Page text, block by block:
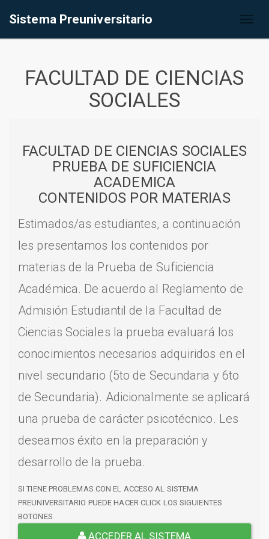
Sistema Preuniversitario
FACULTAD DE CIENCIAS
SOCIALES
FACULTAD DE CIENCIAS SOCIALES
PRUEBA DE SUFICIENCIA
ACADEMICA
CONTENIDOS POR MATERIAS
Estimados/as estudiantes, a continuación
les presentamos los contenidos por
materias de la Prueba de Suficiencia
Académica. De acuerdo al Reglamento de
Admisión Estudiantil de la Facultad de
Ciencias Sociales la prueba evaluará los
conocimientos necesarios adquiridos en el
nivel secundario (5to de Secundaria y 6to
de Secundaria). Adicionalmente se aplicará
una prueba de carácter psicotécnico. Les
deseamos éxito en la preparación y
desarrollo de la prueba.
SI TIENE PROBLEMAS CON EL ACCESO AL SISTEMA
PREUNIVERSITARIO PUEDE HACER CLICK LOS SIGUIENTES
BOTONES
ACCEDER AL SISTEMA